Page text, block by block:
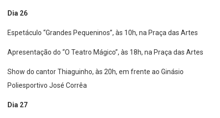
Dia 26
Espetáculo “Grandes Pequeninos”, às 10h, na Praça das Artes
Apresentação do “O Teatro Mágico”, às 18h, na Praça das Artes
Show do cantor Thiaguinho, às 20h, em frente ao Ginásio
Poliesportivo José Corrêa
Dia 27